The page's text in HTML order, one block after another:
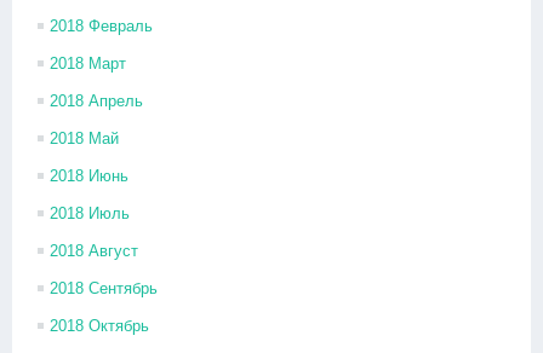
2018 Февраль
2018 Март
2018 Апрель
2018 Май
2018 Июнь
2018 Июль
2018 Август
2018 Сентябрь
2018 Октябрь